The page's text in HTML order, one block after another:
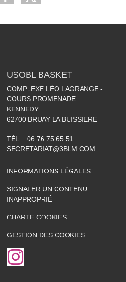
USOBL BASKET
COMPLEXE LÉO LAGRANGE -
COURS PROMENADE
KENNEDY
62700 BRUAY LA BUISSIERE
TÉL. : 06.76.75.65.51
SECRETARIAT@3BLM.COM
INFORMATIONS LÉGALES
SIGNALER UN CONTENU
INAPPROPRIÉ
CHARTE COOKIES
GESTION DES COOKIES